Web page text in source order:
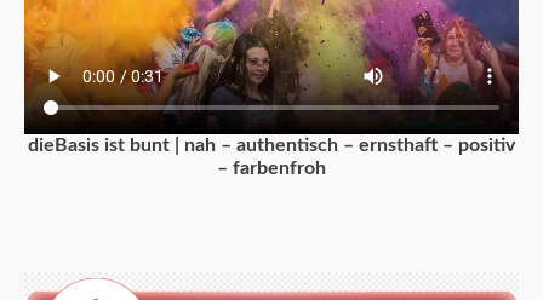
dieBasis ist bunt | nah – authentisch – ernsthaft – positiv
– farbenfroh